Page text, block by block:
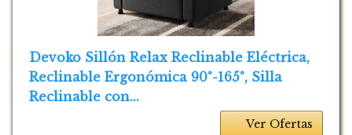
Devoko Sillón Relax Reclinable Eléctrica,
Reclinable Ergonómica 90°-165°, Silla
Reclinable con...
Ver Ofertas